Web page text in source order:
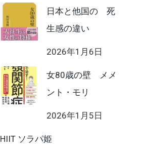
日本と他国の 死
生感の違い
2026年1月6日
女80歳の壁 メメ
ント・モリ
2026年1月5日
HIIT ソラパ姫